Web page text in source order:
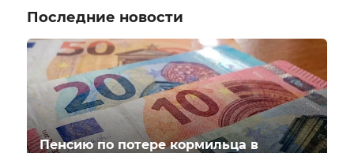
Последние новости
Пенсию по потере кормильца в